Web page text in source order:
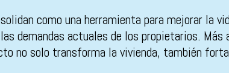
como una herramienta para mejorar la
demandas actuales de los propietarios.
no solo transforma la vivienda, también